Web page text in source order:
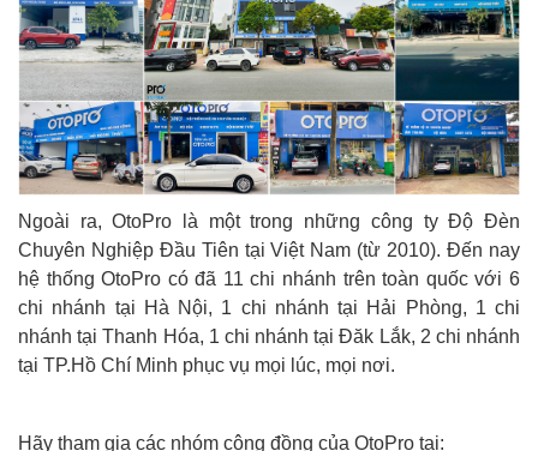
Ngoài ra, OtoPro là một trong những công ty Độ Đèn
Chuyên Nghiệp Đầu Tiên tại Việt Nam (từ 2010). Đến nay
hệ thống OtoPro có đã 11 chi nhánh trên toàn quốc với 6
chi nhánh tại Hà Nội, 1 chi nhánh tại Hải Phòng, 1 chi
nhánh tại Thanh Hóa, 1 chi nhánh tại Đăk Lắk, 2 chi nhánh
tại TP.Hồ Chí Minh phục vụ mọi lúc, mọi nơi.
Hãy tham gia các nhóm cộng đồng của OtoPro tại: